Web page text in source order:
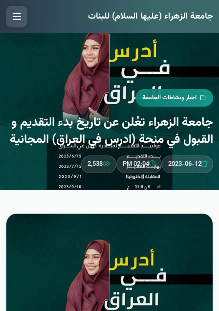
جامعة الزهراء (عليها السلام) للبنات
اخبار ونشاطات الجامعة
جامعة الزهراء تعُلن عن تاريخ بدء التقديم و
القبول في منحة (ادرس في العراق) المجانية
2023-06-12
02:04 PM
2,538